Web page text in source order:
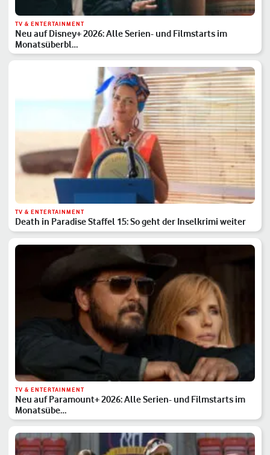
TV & ENTERTAINMENT
Neu auf Disney+ 2026: Alle Serien- und Filmstarts im
Monatsüberbl…
TV & ENTERTAINMENT
Death in Paradise Staffel 15: So geht der Inselkrimi weiter
TV & ENTERTAINMENT
Neu auf Paramount+ 2026: Alle Serien- und Filmstarts im
Monatsübe…